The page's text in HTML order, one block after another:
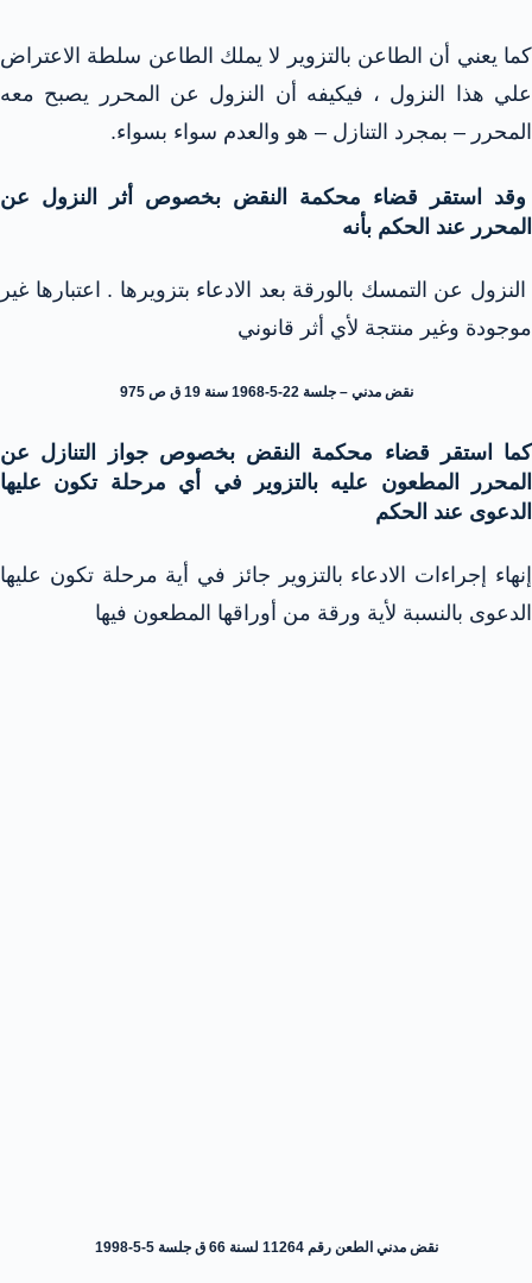
كما يعني أن الطاعن بالتزوير لا يملك الطاعن سلطة الاعتراض
علي هذا النزول ، فيكيفه أن النزول عن المحرر يصبح معه
المحرر – بمجرد التنازل – هو والعدم سواء بسواء.
وقد استقر قضاء محكمة النقض بخصوص أثر النزول عن
المحرر عند الحكم بأنه
النزول عن التمسك بالورقة بعد الادعاء بتزويرها . اعتبارها غير
موجودة وغير منتجة لأي أثر قانوني
نقض مدني – جلسة 22-5-1968 سنة 19 ق ص 975
كما استقر قضاء محكمة النقض بخصوص جواز التنازل عن
المحرر المطعون عليه بالتزوير في أي مرحلة تكون عليها
الدعوى عند الحكم
إنهاء إجراءات الادعاء بالتزوير جائز في أية مرحلة تكون عليها
الدعوى بالنسبة لأية ورقة من أوراقها المطعون فيها
نقض مدني الطعن رقم 11264 لسنة 66 ق جلسة 5-5-1998